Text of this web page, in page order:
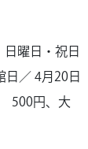
曜日・祝日
／ 4月20日
500円、大